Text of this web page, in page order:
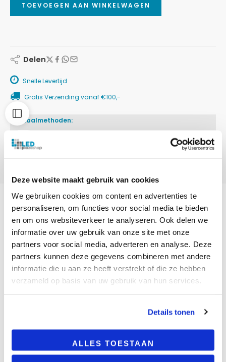
Deze website maakt gebruik van cookies
We gebruiken cookies om content en advertenties te
personaliseren, om functies voor social media te bieden
en om ons websiteverkeer te analyseren. Ook delen we
informatie over uw gebruik van onze site met onze
partners voor social media, adverteren en analyse. Deze
partners kunnen deze gegevens combineren met andere
informatie die u aan ze heeft verstrekt of die ze hebben
verzameld op basis van uw gebruik van hun services.
Details tonen
ALLES TOESTAAN
TOEVOEGEN AAN WINKELWAGEN
Delen
Snelle Levertijd
Gratis Verzending vanaf €100,-
Betaalmethoden:
Complete rail verlichting
ruimte door middel van dit complete railsysteem.
onderdelen zelf bij elkaar moet zoeken en ga voor
deze verlichting geeft u een tijdloos karakter mee
aan een ruimte. U kunt hier dimbare spots voor
kopen in de gewenste warmte zodat u naar eigen